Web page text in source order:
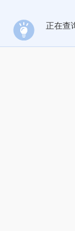
正在查